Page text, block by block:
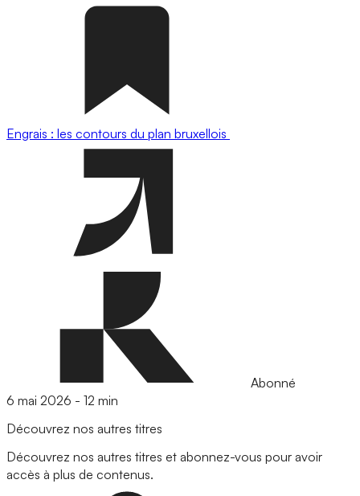
Engrais : les contours du plan bruxellois
Abonné
6 mai 2026 - 12 min
Découvrez nos autres titres
Découvrez nos autres titres et abonnez-vous pour avoir
accès à plus de contenus.